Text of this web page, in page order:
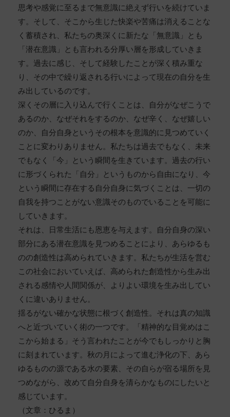
思考や感覚に至るまで無意識に絶えず行いを続けていま
す。そして、そこから生じた快楽や苦痛は消えることな
く蓄積され、私たちの奥深くに新たな「無意識」とも
「潜在意識」とも言われる分厚い層を形成していきま
す。過去に感じ、そして経験したことが深く積み重な
り、その中で繰り返される行いによって現在の自分を生
み出しているのです。
深くその層に入り込んで行くことは、自分がなぜこうで
あるのか、なぜそれをするのか、なぜ辛く、なぜ嬉しい
のか、自分自身というその根本を意識的に見つめていく
ことに変わりありません。私たちは過去でもなく、未来
でもなく「今」という瞬間を生きています。過去の行い
に形づくられた「自分」というものから自由になり、今
という瞬間に存在する自分自身に気づくことは、一切の
自我を持つことがない意識そのものでいることを可能に
していきます。
それは、日常生活にも恩恵を与えます。自分自身の深い
部分にある潜在意識を見つめることにより、あらゆるも
のの創造性は高められていきます。私たちが生活を営む
この社会においていえば、高められた創造性から生み出
される感情や人間関係が、よりよい環境を生み出してい
くに違いありません。
揺るがない確かな状態に根づく創造性。それは真の知識
へと近づいていく術の一つです。「精神的な目覚めはこ
こから始まる」そう言われたことが今でもしっかりと胸
に刻まれています。秋の月によって進む浄化の下、あら
ゆるものの源である水の要素、その自らが宿る場所を見
つめながら、改めて自分自身を清らかなものにしたいと
感じています。
（文章：ひるま）